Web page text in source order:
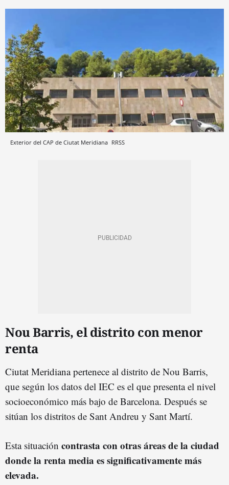
Exterior del CAP de Ciutat Meridiana RRSS
Nou Barris, el distrito con menor
renta
Ciutat Meridiana pertenece al distrito de Nou Barris,
que según los datos del IEC es el que presenta el nivel
socioeconómico más bajo de Barcelona. Después se
sitúan los distritos de Sant Andreu y Sant Martí.
Esta situación contrasta con otras áreas de la ciudad
donde la renta media es significativamente más
elevada.